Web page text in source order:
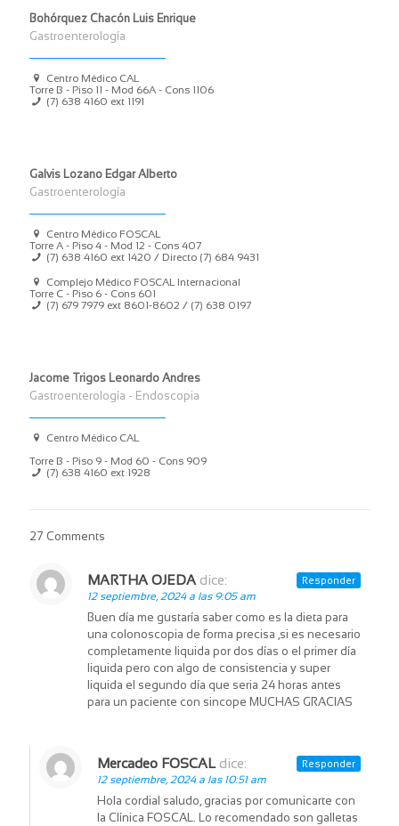
Bohórquez Chacón Luis Enrique
Gastroenterología
Centro Médico CAL
Torre B - Piso 11 - Mod 66A - Cons 1106
(7) 638 4160 ext 1191
Galvis Lozano Edgar Alberto
Gastroenterología
Centro Médico FOSCAL
Torre A - Piso 4 - Mod 12 - Cons 407
(7) 638 4160 ext 1420 / Directo (7) 684 9431
Complejo Médico FOSCAL Internacional
Torre C - Piso 6 - Cons 601
(7) 679 7979 ext 8601-8602 / (7) 638 0197
Jacome Trigos Leonardo Andres
Gastroenterología - Endoscopia
Centro Médico CAL
Torre B - Piso 9 - Mod 60 - Cons 909
(7) 638 4160 ext 1928
27 Comments
MARTHA OJEDA dice:
12 septiembre, 2024 a las 9:05 am
Buen día me gustaría saber como es la dieta para
una colonoscopia de forma precisa ,si es necesario
completamente liquida por dos días o el primer día
liquida pero con algo de consistencia y super
liquida el segundo día que seria 24 horas antes
para un paciente con sincope MUCHAS GRACIAS
Responder
Mercadeo FOSCAL dice:
12 septiembre, 2024 a las 10:51 am
Hola cordial saludo, gracias por comunicarte con
la Clínica FOSCAL. Lo recomendado son galletas
Responder